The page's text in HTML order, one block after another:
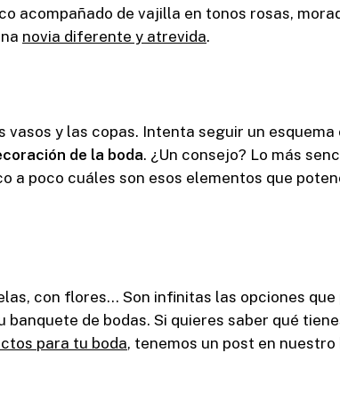
acompañado de vajilla en tonos rosas,
novia diferente y atrevida.
vasos y las copas. Intenta seguir un
de la boda. ¿Un consejo? Lo más
a poco cuáles son esos elementos que
con flores… Son infinitas las opciones
de bodas. Si quieres saber qué
para tu boda, tenemos un post en